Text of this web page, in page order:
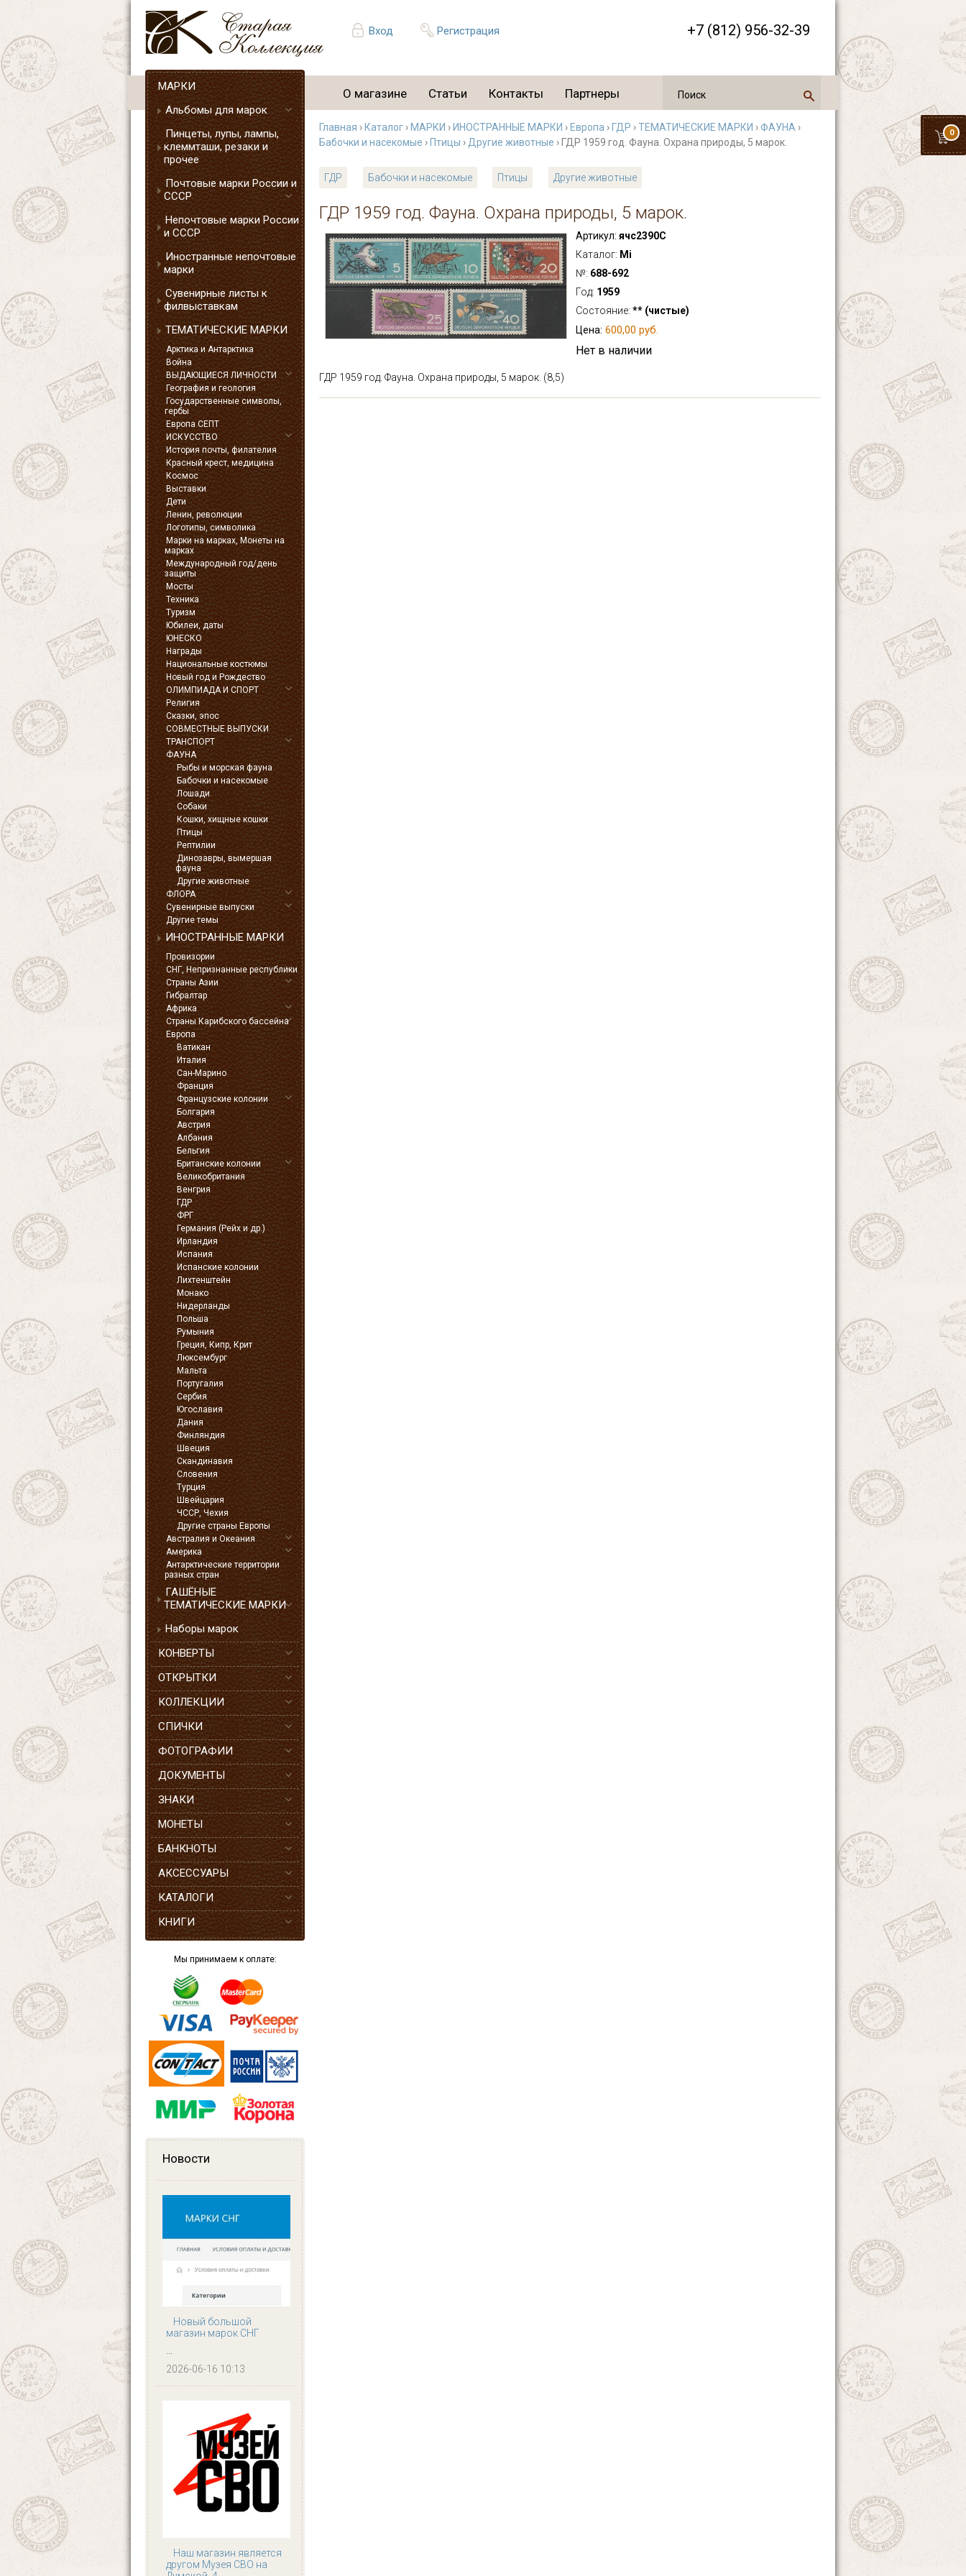
Вход Регистрация +7 (812) 956-32-39
0
О магазине Статьи Контакты Партнеры
МАРКИ
Альбомы для марок
Пинцеты, лупы, лампы,
клеммташи, резаки и
прочее
Почтовые марки России и
СССР
Непочтовые марки России
и СССР
Иностранные непочтовые
марки
Сувенирные листы к
филвыставкам
ТЕМАТИЧЕСКИЕ МАРКИ
Арктика и Антарктика
Война
ВЫДАЮЩИЕСЯ ЛИЧНОСТИ
География и геология
Государственные символы,
гербы
Европа СЕПТ
ИСКУССТВО
История почты, филателия
Красный крест, медицина
Космос
Выставки
Дети
Ленин, революции
Логотипы, символика
Марки на марках, Монеты на
марках
Международный год/день
защиты
Мосты
Техника
Туризм
Юбилеи, даты
ЮНЕСКО
Награды
Национальные костюмы
Новый год и Рождество
ОЛИМПИАДА И СПОРТ
Религия
Сказки, эпос
СОВМЕСТНЫЕ ВЫПУСКИ
ТРАНСПОРТ
ФАУНА
Рыбы и морская фауна
Бабочки и насекомые
Лошади
Собаки
Кошки, хищные кошки
Птицы
Рептилии
Динозавры, вымершая
фауна
Другие животные
ФЛОРА
Сувенирные выпуски
Другие темы
ИНОСТРАННЫЕ МАРКИ
Провизории
СНГ, Непризнанные республики
Страны Азии
Гибралтар
Африка
Страны Карибского бассейна
Европа
Ватикан
Италия
Сан-Марино
Франция
Французские колонии
Болгария
Австрия
Албания
Бельгия
Британские колонии
Великобритания
Венгрия
ГДР
ФРГ
Германия (Рейх и др.)
Ирландия
Испания
Испанские колонии
Лихтенштейн
Монако
Нидерланды
Польша
Румыния
Греция, Кипр, Крит
Люксембург
Мальта
Португалия
Сербия
Югославия
Дания
Финляндия
Швеция
Скандинавия
Словения
Турция
Швейцария
ЧССР, Чехия
Другие страны Европы
Австралия и Океания
Америка
Антарктические территории
разных стран
ГАШЁНЫЕ
ТЕМАТИЧЕСКИЕ МАРКИ
Наборы марок
КОНВЕРТЫ
ОТКРЫТКИ
КОЛЛЕКЦИИ
СПИЧКИ
ФОТОГРАФИИ
ДОКУМЕНТЫ
ЗНАКИ
МОНЕТЫ
БАНКНОТЫ
АКСЕССУАРЫ
КАТАЛОГИ
КНИГИ
Мы принимаем к оплате:
Новости
Новый большой
магазин марок СНГ
...
2026-06-16 10:13
Наш магазин является
другом Музея СВО на
Главная › Каталог › МАРКИ › ИНОСТРАННЫЕ МАРКИ › Европа › ГДР ›ТЕМАТИЧЕСКИЕ МАРКИ ›ФАУНА ›
Бабочки и насекомые › Птицы › Другие животные › ГДР 1959 год. Фауна. Охрана природы, 5 марок.
ГДР Бабочки и насекомые Птицы Другие животные
ГДР 1959 год. Фауна. Охрана природы, 5 марок.
Артикул: ячс2390С
Каталог: Mi
№: 688-692
Год: 1959
Состояние: ** (чистые)
Цена: 600,00 руб.
Нет в наличии
ГДР 1959 год. Фауна. Охрана природы, 5 марок. (8,5)